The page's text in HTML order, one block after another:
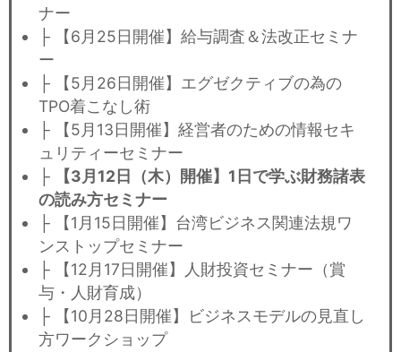
ナー
├ 【6月25日開催】給与調査＆法改正セミナ
ー
├ 【5月26日開催】エグゼクティブの為の
TPO着こなし術
├ 【5月13日開催】経営者のための情報セキ
ュリティーセミナー
├
【3月12日（木）開催】1日で学ぶ財務諸表
の読み方セミナー
├ 【1月15日開催】台湾ビジネス関連法規ワ
ンストップセミナー
├ 【12月17日開催】人財投資セミナー（賞
与・人財育成）
├ 【10月28日開催】ビジネスモデルの見直し
方ワークショップ